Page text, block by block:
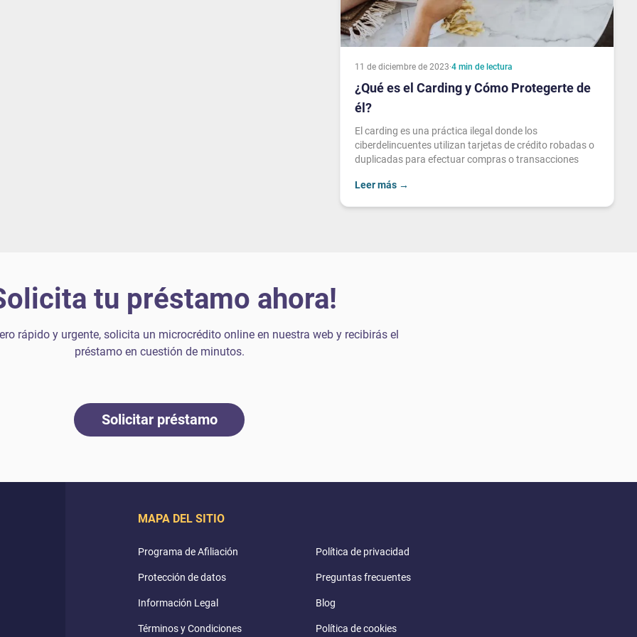
11 de diciembre de 2023·4 min de lectura
¿Qué es el Carding y Cómo Protegerte de
él?
El carding es una práctica ilegal donde los
ciberdelincuentes utilizan tarjetas de crédito robadas o
duplicadas para efectuar compras o transacciones
Leer más →
tu préstamo ahora!
rápido y urgente, solicita un microcrédito online en nuestra web y recibirás el
préstamo en cuestión de minutos.
Solicitar préstamo
MAPA DEL SITIO
Programa de Afiliación Política de privacidad
Protección de datos Preguntas frecuentes
Información Legal Blog
Términos y Condiciones Política de cookies